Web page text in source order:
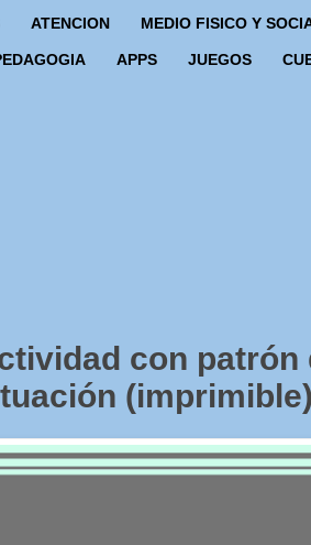
ATENCION MEDIO FISICO Y
APPS JUEGOS
con patrón